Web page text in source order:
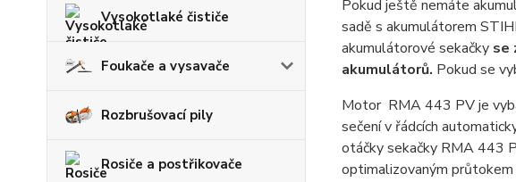
Vysokotlaké čističe
Foukače a vysavače
Rozbrušovací pily
Rosiče a postřikovače
Pokud ještě nemáte
sadě s akumulátorem
akumulátorové sekačky se
akumulátorů. Pokud se
Motor RMA 443 PV je
sečení v řádcích
otáčky sekačky RMA 443
optimalizovaným